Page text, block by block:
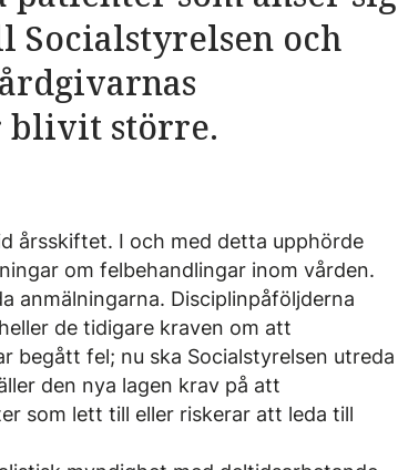
Socialstyrelsen och
blivit större.
årsskiftet. I och med detta upphörde
om felbehandlingar inom vården.
anmälningarna. Disciplinpåföljderna
de tidigare kraven om att
begått fel; nu ska Socialstyrelsen utreda
den nya lagen krav på att
som lett till eller riskerar att leda till